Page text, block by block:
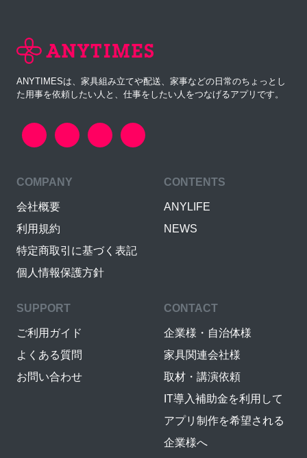
ANYTIMESは、家具組み立てや配送、家事などの日常のちょっとし
た用事を依頼したい人と、仕事をしたい人をつなげるアプリです。
COMPANY
会社概要
利用規約
特定商取引に基づく表記
個人情報保護方針
CONTENTS
ANYLIFE
NEWS
SUPPORT
ご利用ガイド
よくある質問
お問い合わせ
CONTACT
企業様・自治体様
家具関連会社様
取材・講演依頼
IT導入補助金を利用して
アプリ制作を希望される
企業様へ